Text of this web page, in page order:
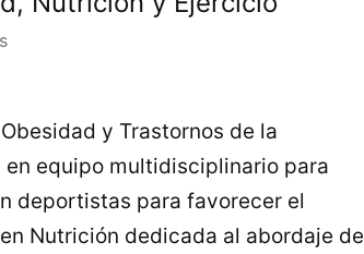
y Trastornos de la
equipo multidisciplinario para
deportistas para favorecer el
Nutrición dedicada al abordaje de